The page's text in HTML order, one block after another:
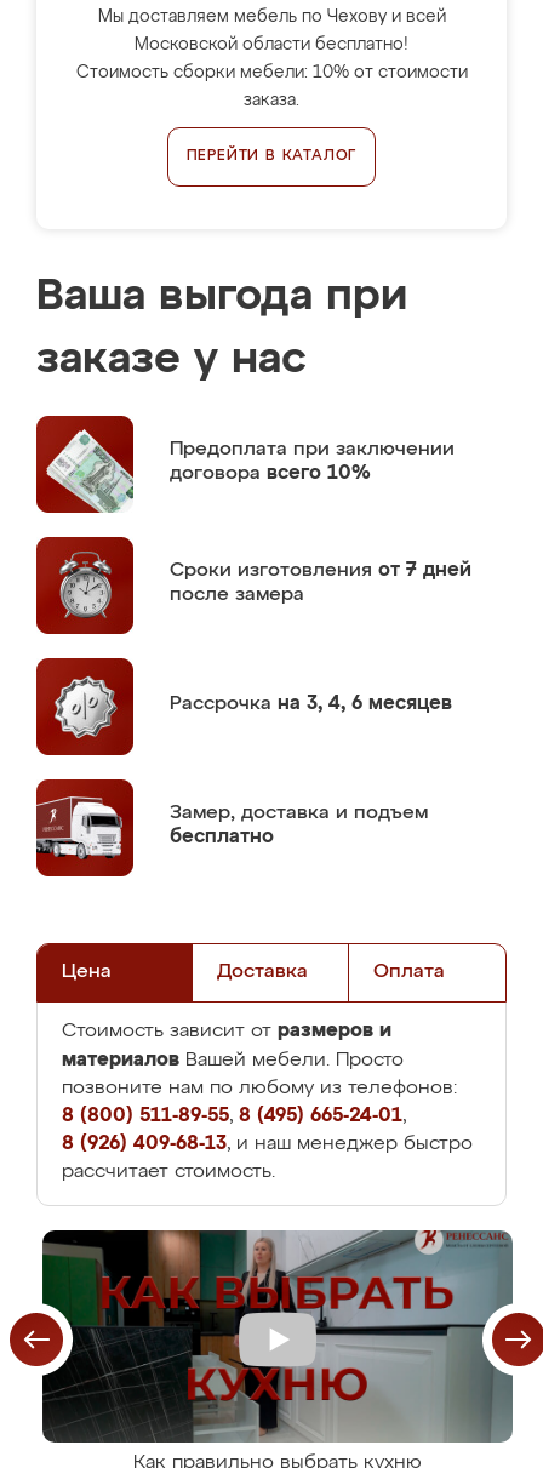
Мы доставляем мебель по Чехову и всей
Московской области бесплатно!
Стоимость сборки мебели: 10% от стоимости
заказа.
ПЕРЕЙТИ В КАТАЛОГ
Ваша выгода при
заказе у нас
Предоплата при заключении
договора всего 10%
Сроки изготовления от 7 дней
после замера
Рассрочка на 3, 4, 6 месяцев
Замер, доставка и подъем
бесплатно
Цена Доставка Оплата
Стоимость зависит от размеров и
материалов Вашей мебели. Просто
позвоните нам по любому из телефонов:
8 (800) 511-89-55, 8 (495) 665-24-01,
8 (926) 409-68-13, и наш менеджер быстро
рассчитает стоимость.
Как правильно выбрать кухню